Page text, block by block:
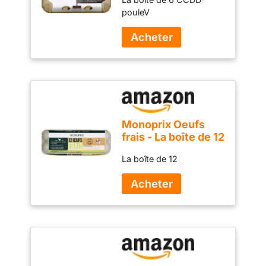
pouleV
Monoprix Oeufs
frais - La boîte de 12
La boîte de 12